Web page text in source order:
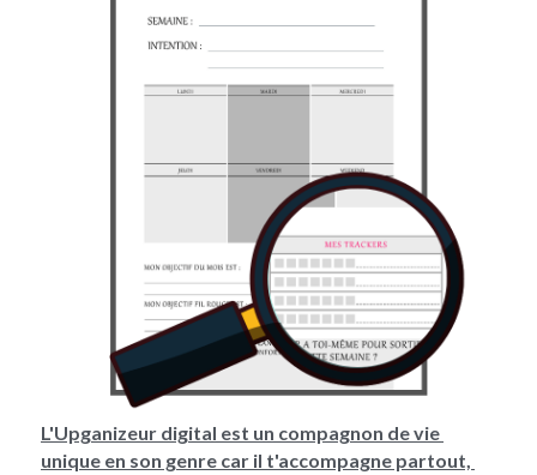
L'Upganizeur digital est un compagnon de vie
unique en son genre car il t'accompagne partout,